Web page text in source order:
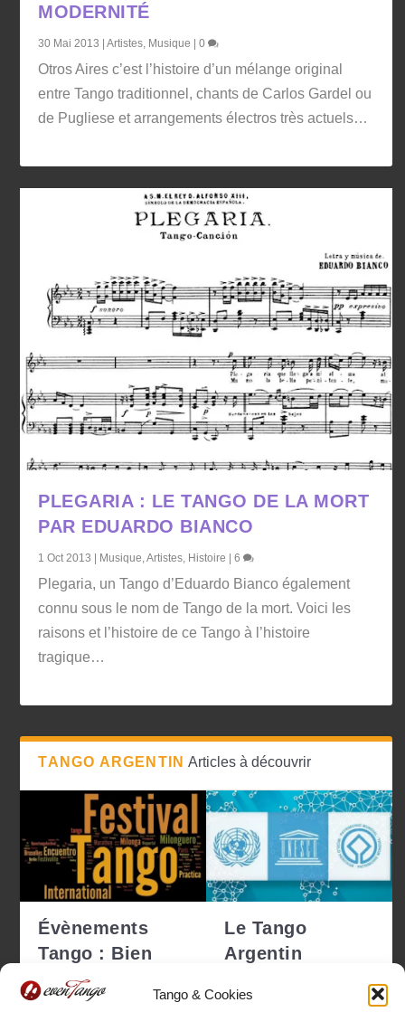
Tango & Cookies
MODERNITÉ
30 Mai 2013 |Artistes Musique |0
Otros Aires c’est l’histoire d’un mélange original
entre Tango traditionnel, chants de Carlos Gardel ou
de Pugliese et arrangements électros très actuels…
PLEGARIA : LE TANGO DE LA MORT
PAR EDUARDO BIANCO
1 Oct 2013 | Musique ,Artistes Histoire |6
Plegaria, un Tango d’Eduardo Bianco également
connu sous le nom de Tango de la mort. Voici les
raisons et l’histoire de ce Tango à l’histoire
tragique…
TANGO ARGENTIN Articles à découvrir
Évènements
Tango : Bien
choisir pour ne
pas se tro...
Le Tango
Argentin
Patrimoine